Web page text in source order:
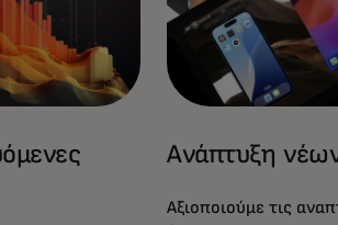
Ανάπτυξη
Αξιοποιούμε τις